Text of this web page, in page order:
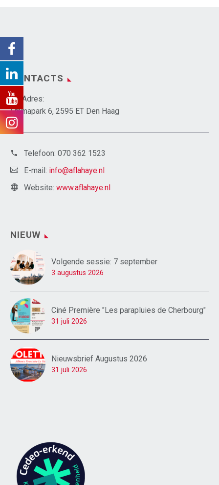
CONTACTS
Adres:
Emmapark 6, 2595 ET Den Haag
Telefoon: 070 362 1523
E-mail: info@aflahaye.nl
Website: www.aflahaye.nl
NIEUW
Volgende sessie: 7 september
3 augustus 2026
Ciné Première "Les parapluies de Cherbourg"
31 juli 2026
Nieuwsbrief Augustus 2026
31 juli 2026